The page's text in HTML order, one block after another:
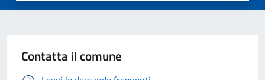
Contatta il comune